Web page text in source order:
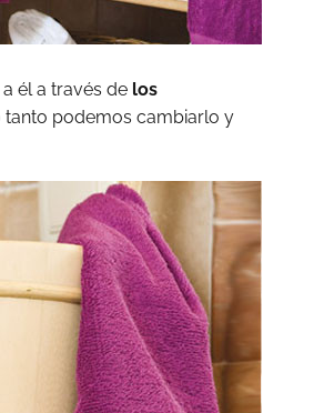
él a través de los
tanto podemos cambiarlo y